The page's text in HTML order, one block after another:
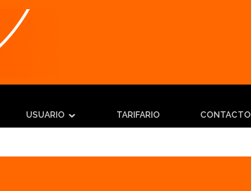
USUARIO TARIFARIO CONTACTO